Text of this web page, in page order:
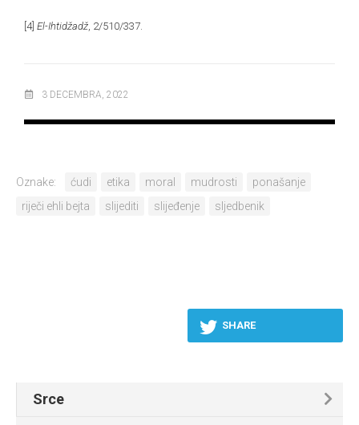
[4] El-Ihtidžadž, 2/510/337.
3 DECEMBRA, 2022
Oznake: ćudi etika moral mudrosti
ponašanje
riječi ehli bejta
slijediti slijeđenje sljedbenik
SHARE
Srce